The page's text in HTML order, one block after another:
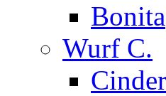
Bonita
Wurf C.